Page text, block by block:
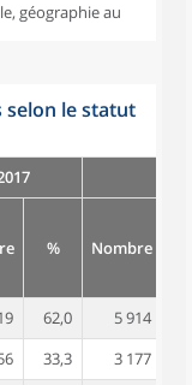
géographie au
selon le statut
% Nombre
62,0 5 914
33,3 3 177